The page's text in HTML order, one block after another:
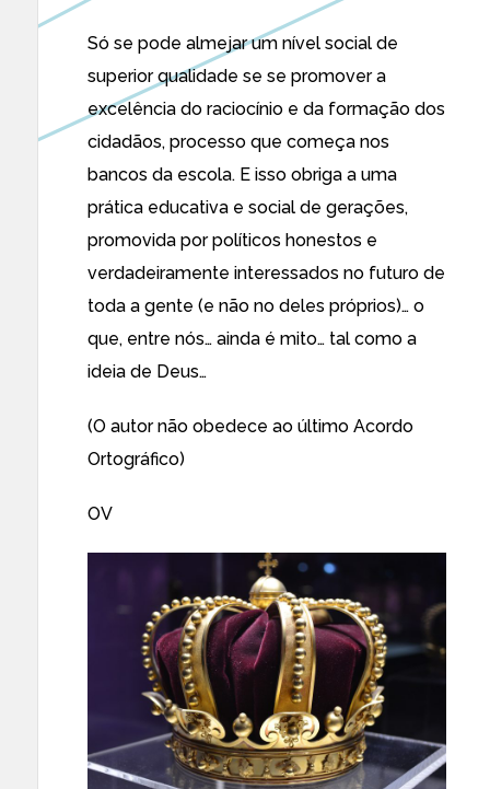
Só se pode almejar um nível social de
superior qualidade se se promover a
excelência do raciocínio e da formação dos
cidadãos, processo que começa nos
bancos da escola. E isso obriga a uma
prática educativa e social de gerações,
promovida por políticos honestos e
verdadeiramente interessados no futuro de
toda a gente (e não no deles próprios)… o
que, entre nós… ainda é mito… tal como a
ideia de Deus…
(O autor não obedece ao último Acordo
Ortográfico)
OV